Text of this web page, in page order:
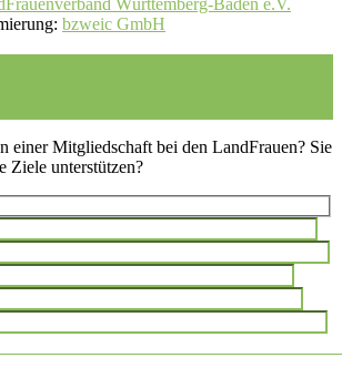
bzweic GmbH
einer Mitgliedschaft bei den LandFrauen? Sie
Ziele unterstützen?